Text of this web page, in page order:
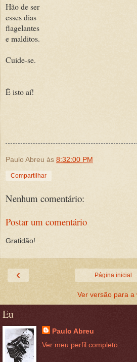
Hão de ser
esses dias
flagelantes
e malditos.
Cuide-se.
É isto aí!
Paulo Abreu às 8:32:00 PM
Compartilhar
Nenhum comentário:
Postar um comentário
Gratidão!
‹ Página inicial
Ver versão para a
Eu
Paulo Abreu
Ver meu perfil completo